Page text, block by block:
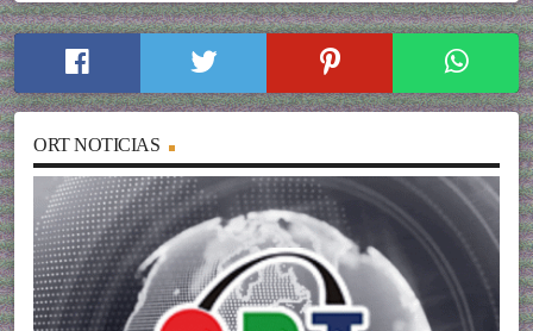
ORT NOTICIAS